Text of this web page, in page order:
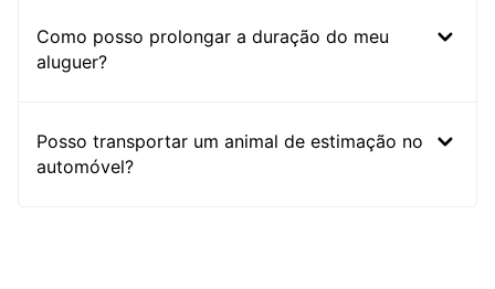
Como posso prolongar a duração do meu
aluguer?
Posso transportar um animal de estimação no
automóvel?